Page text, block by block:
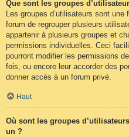
Que sont les groupes
Les groupes d’utilisateurs sont
forum de regrouper plusieurs
appartenir à plusieurs groupes et
permissions individuelles. Ceci
pourront modifier les permissions
fois, ou encore leur accorder des
donner accès à un forum privé.
Haut
Où sont les groupes
un ?